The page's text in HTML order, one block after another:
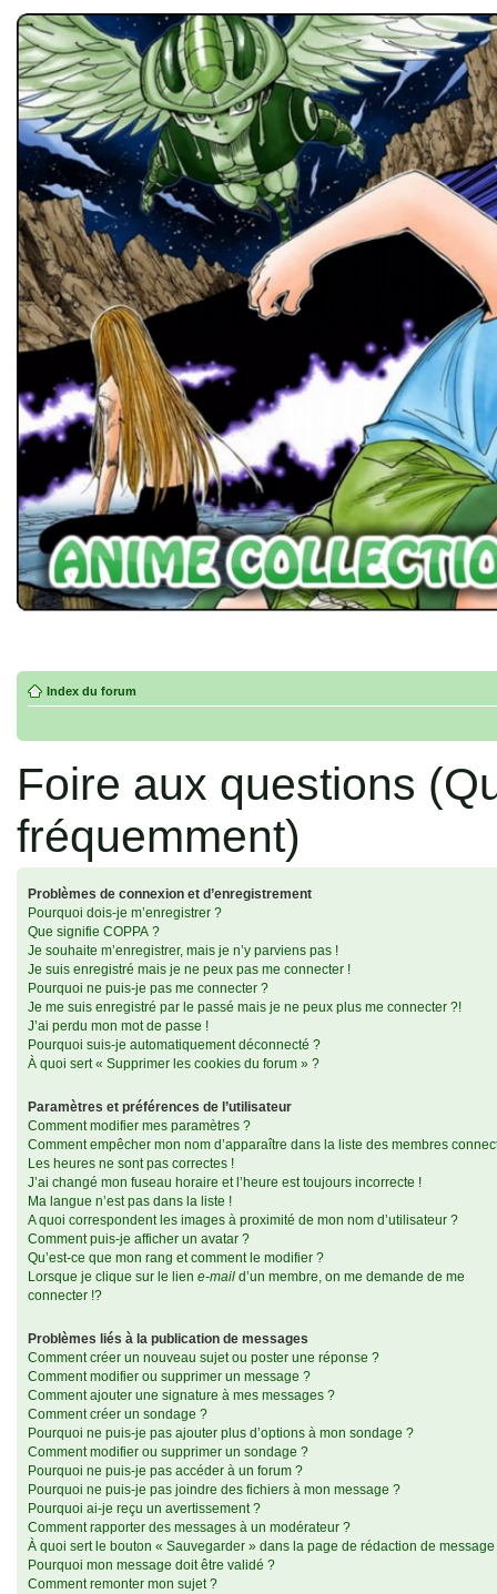
Index du forum
Foire aux questions
fréquemment)
Problèmes de connexion et d’enregistrement
Pourquoi dois-je m’enregistrer ?
Que signifie COPPA ?
Je souhaite m’enregistrer, mais je n’y parviens pas !
Je suis enregistré mais je ne peux pas me connecter !
Pourquoi ne puis-je pas me connecter ?
Je me suis enregistré par le passé mais je ne peux plus me connecter ?!
J’ai perdu mon mot de passe !
Pourquoi suis-je automatiquement déconnecté ?
À quoi sert « Supprimer les cookies du forum » ?
Paramètres et préférences de l’utilisateur
Comment modifier mes paramètres ?
Comment empêcher mon nom d’apparaître dans la liste des membres
Les heures ne sont pas correctes !
J’ai changé mon fuseau horaire et l’heure est toujours incorrecte !
Ma langue n’est pas dans la liste !
A quoi correspondent les images à proximité de mon nom d’utilisateur ?
Comment puis-je afficher un avatar ?
Qu’est-ce que mon rang et comment le modifier ?
Lorsque je clique sur le lien e-mail d’un membre, on me demande de me
connecter !?
Problèmes liés à la publication de messages
Comment créer un nouveau sujet ou poster une réponse ?
Comment modifier ou supprimer un message ?
Comment ajouter une signature à mes messages ?
Comment créer un sondage ?
Pourquoi ne puis-je pas ajouter plus d’options à mon sondage ?
Comment modifier ou supprimer un sondage ?
Pourquoi ne puis-je pas accéder à un forum ?
Pourquoi ne puis-je pas joindre des fichiers à mon message ?
Pourquoi ai-je reçu un avertissement ?
Comment rapporter des messages à un modérateur ?
À quoi sert le bouton « Sauvegarder » dans la page de rédaction de message
Pourquoi mon message doit être validé ?
Comment remonter mon sujet ?